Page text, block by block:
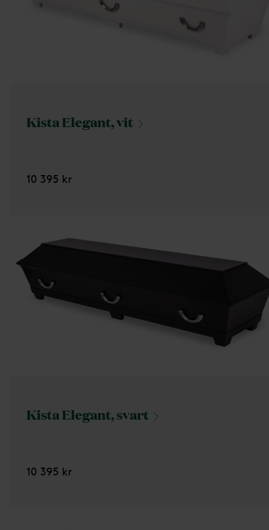
Kista Elegant,vit
10 395 kr
Kista Elegant,svart
10 395 kr